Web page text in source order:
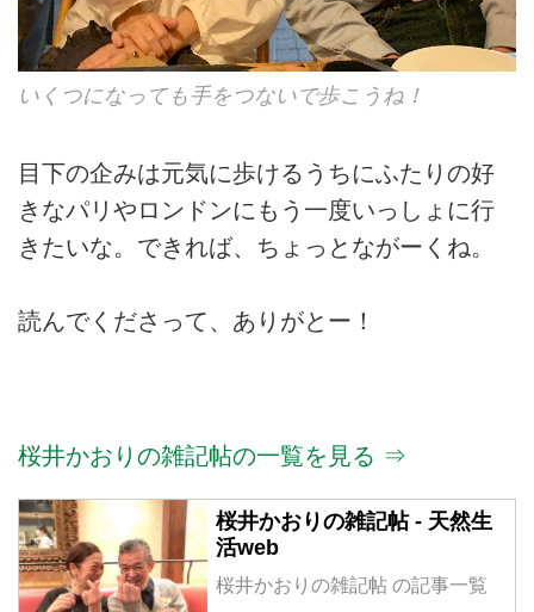
いくつになっても手をつないで歩こうね！
目下の企みは元気に歩けるうちにふたりの好
きなパリやロンドンにもう一度いっしょに行
きたいな。できれば、ちょっとながーくね。
読んでくださって、ありがとー！
桜井かおりの雑記帖の一覧を見る ⇒
桜井かおりの雑記帖 - 天然生
活web
桜井かおりの雑記帖 の記事一覧